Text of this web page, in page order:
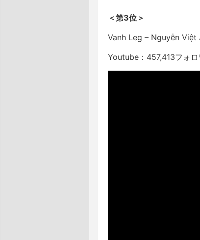
＜第3位＞
Vanh Leg – Nguyễn Việt
Youtube：457,413フォロ